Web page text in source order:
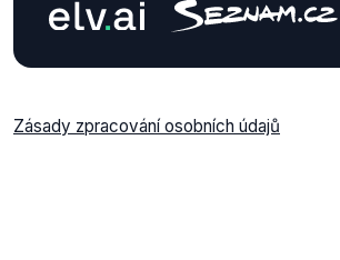
Zásady zpracování osobních údajů